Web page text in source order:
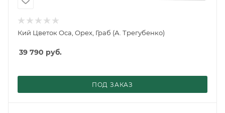
Кий Цветок Оса, Орех, Граб (А. Трегубенко)
39 790 руб.
ПОД ЗАКАЗ